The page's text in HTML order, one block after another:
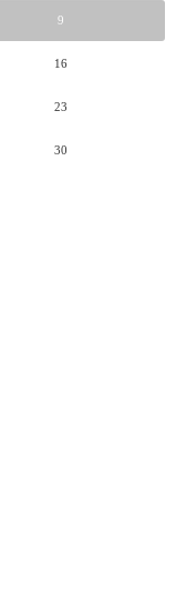
9
16
23
30